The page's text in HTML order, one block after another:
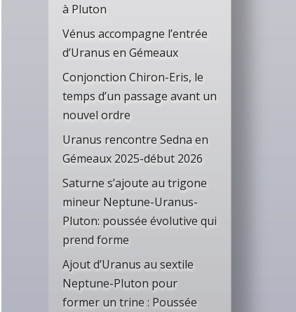
à Pluton
Vénus accompagne l’entrée
d’Uranus en Gémeaux
Conjonction Chiron-Eris, le
temps d’un passage avant un
nouvel ordre
Uranus rencontre Sedna en
Gémeaux 2025-début 2026
Saturne s’ajoute au trigone
mineur Neptune-Uranus-
Pluton: poussée évolutive qui
prend forme
Ajout d’Uranus au sextile
Neptune-Pluton pour
former un trine : Poussée